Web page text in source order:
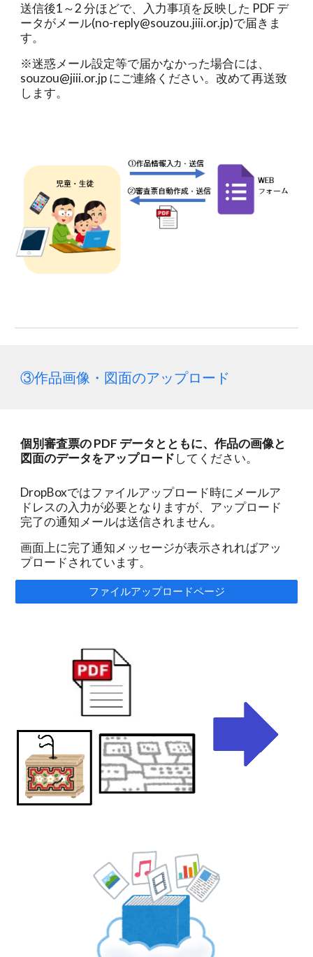
送信後1～2 分ほどで、入力事項を反映した PDF デ
ータがメール(no-reply@souzou.jiii.or.jp)で届きま
す。
※迷惑メール設定等で届かなかった場合には、
souzou@jiii.or.jp にご連絡ください。改めて再送致
します。
③作品画像・図面のアップロード
個別審査票の PDF データとともに、作品の画像と
図面のデータをアップロードしてください。
DropBoxではファイルアップロード時にメールア
ドレスの入力が必要となりますが、アップロード
完了の通知メールは送信されません。
画面上に完了通知メッセージが表示されればアッ
プロードされています。
ファイルアップロードページ